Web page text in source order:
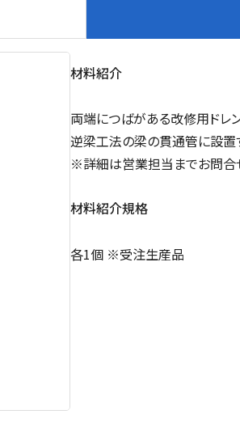
材料紹介
両端につばがある改修用ドレン
逆梁工法の梁の貫通管に設置
※詳細は営業担当までお問合
材料紹介規格
各1個 ※受注生産品